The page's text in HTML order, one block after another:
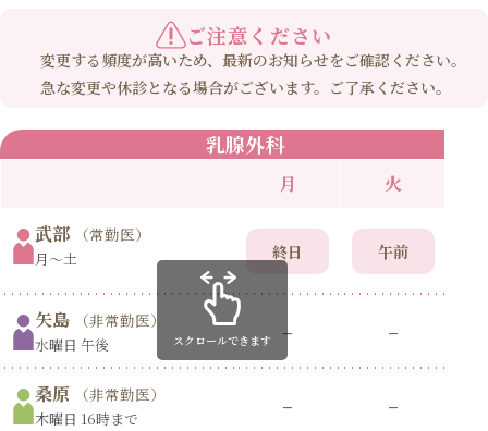
ご注意ください
変更する頻度が高いため、最新のお知らせをご確認ください。
急な変更や休診となる場合がございます。ご了承ください。
乳腺外科
月
火
武部
（常勤医）
月〜土 終日 午前
矢島 （非常勤医）
水曜日 午後
– –
桑原 （非常勤医）
木曜日 16時まで
– –
スクロールできます